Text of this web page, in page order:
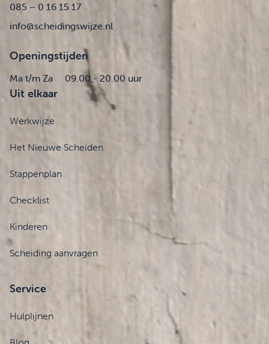
085 – 0 16 15 17
info@scheidingswijze.nl
Openingstijden
Ma t/m Za 09.00 - 20.00 uur
Uit elkaar
Werkwijze
Het Nieuwe Scheiden
Stappenplan
Checklist
Kinderen
Scheiding aanvragen
Service
Hulplijnen